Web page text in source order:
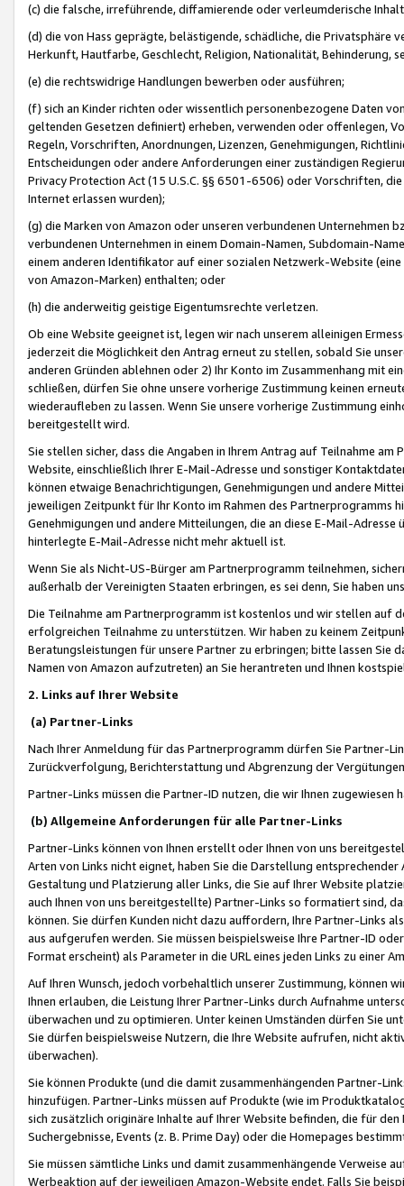
(c) die falsche, irreführende, diffamierende oder verleumderische
(d) die von Hass geprägte, belästigende, schädliche, die Privatsphäre
Herkunft, Hautfarbe, Geschlecht, Religion, Nationalität, Behinderung,
(e) die rechtswidrige Handlungen bewerben oder ausführen;
(f) sich an Kinder richten oder wissentlich personenbezogene Daten
geltenden Gesetzen definiert) erheben, verwenden oder offenlegen,
Regeln, Vorschriften, Anordnungen, Lizenzen, Genehmigungen,
Entscheidungen oder andere Anforderungen einer zuständigen
Privacy Protection Act (15 U.S.C. §§ 6501-6506) oder Vorschriften,
Internet erlassen wurden);
(g) die Marken von Amazon oder unseren verbundenen Unternehmen
verbundenen Unternehmen in einem Domain-Namen, Subdomain-
einem anderen Identifikator auf einer sozialen Netzwerk-Website
von Amazon-Marken) enthalten; oder
(h) die anderweitig geistige Eigentumsrechte verletzen.
Ob eine Website geeignet ist, legen wir nach unserem alleinigen
jederzeit die Möglichkeit den Antrag erneut zu stellen, sobald Sie
anderen Gründen ablehnen oder 2) Ihr Konto im Zusammenhang mit
schließen, dürfen Sie ohne unsere vorherige Zustimmung keinen
wiederaufleben zu lassen. Wenn Sie unsere vorherige Zustimmung
bereitgestellt wird.
Sie stellen sicher, dass die Angaben in Ihrem Antrag auf Teilnahme
Website, einschließlich Ihrer E-Mail-Adresse und sonstiger
können etwaige Benachrichtigungen, Genehmigungen und andere
jeweiligen Zeitpunkt für Ihr Konto im Rahmen des Partnerprogramms
Genehmigungen und andere Mitteilungen, die an diese E-Mail-
hinterlegte E-Mail-Adresse nicht mehr aktuell ist.
Wenn Sie als Nicht-US-Bürger am Partnerprogramm teilnehmen,
außerhalb der Vereinigten Staaten erbringen, es sei denn, Sie haben
Die Teilnahme am Partnerprogramm ist kostenlos und wir stellen auf
erfolgreichen Teilnahme zu unterstützen. Wir haben zu keinem
Beratungsleistungen für unsere Partner zu erbringen; bitte lassen Sie
Namen von Amazon aufzutreten) an Sie herantreten und Ihnen
2. Links auf Ihrer Website
(a) Partner-Links
Nach Ihrer Anmeldung für das Partnerprogramm dürfen Sie Partner-
Zurückverfolgung, Berichterstattung und Abgrenzung der
Partner-Links müssen die Partner-ID nutzen, die wir Ihnen zugewiesen
(b) Allgemeine Anforderungen für alle Partner-Links
Partner-Links können von Ihnen erstellt oder Ihnen von uns
Arten von Links nicht eignet, haben Sie die Darstellung
Gestaltung und Platzierung aller Links, die Sie auf Ihrer Website
auch Ihnen von uns bereitgestellte) Partner-Links so formatiert sind,
können. Sie dürfen Kunden nicht dazu auffordern, Ihre Partner-Links
aus aufgerufen werden. Sie müssen beispielsweise Ihre Partner-ID
Format erscheint) als Parameter in die URL eines jeden Links zu einer
Auf Ihren Wunsch, jedoch vorbehaltlich unserer Zustimmung, können
Ihnen erlauben, die Leistung Ihrer Partner-Links durch Aufnahme
überwachen und zu optimieren. Unter keinen Umständen dürfen Sie
Sie dürfen beispielsweise Nutzern, die Ihre Website aufrufen, nicht
überwachen).
Sie können Produkte (und die damit zusammenhängenden Partner-
hinzufügen. Partner-Links müssen auf Produkte (wie im
sich zusätzlich originäre Inhalte auf Ihrer Website befinden, die für
Suchergebnisse, Events (z. B. Prime Day) oder die Homepages
Sie müssen sämtliche Links und damit zusammenhängende
Werbeaktion auf der jeweiligen Amazon-Website endet. Falls Sie